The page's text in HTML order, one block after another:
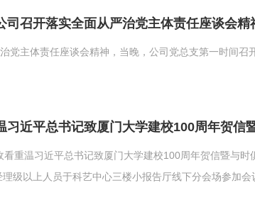
召开落实全面从严治党主体责任座谈会精
党主体责任座谈会精神，当晚，公司党总支第一时间召
重温习近平总书记致厦门大学建校100周年贺信暨与时
级以上人员于科艺中心三楼小报告厅线下分会场参加会